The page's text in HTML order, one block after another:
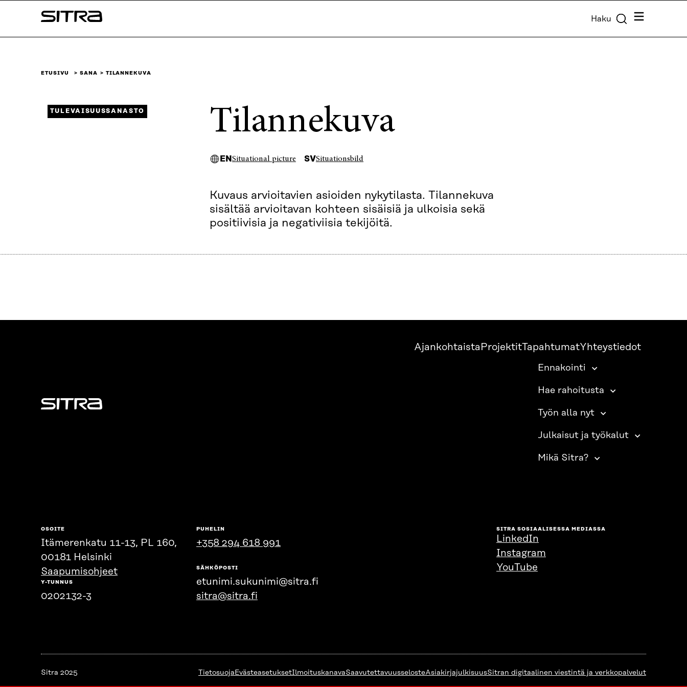
sisältöön
Sitra Haku Valikko
ETUSIVU SANA TILANNEKUVA
Tilannekuva
EN Situational picture SVSituationsbild
Kuvaus arvioitavien asioiden nykytilasta. Tilannekuva
sisältää arvioitavan kohteen sisäisiä ja ulkoisia sekä
positiivisia ja negativiisia tekijöitä.
TULEVAISUUSSANASTO
Sitra
Ajankohtaista ProjektitTapahtumatYhteystiedot
Ennakointi
Hae rahoitusta
Työn alla nyt
Julkaisut ja työkalut
Mikä Sitra?
OSOITE
Itämerenkatu 11-13, PL 160,
00181 Helsinki
Saapumisohjeet
Y-TUNNUS
0202132-3
PUHELIN
+358 294 618 991
SÄHKÖPOSTI
etunimi.sukunimi@sitra.fi
sitra@sitra.fi
SITRA SOSIAALISESSA MEDIASSA
LinkedIn
Instagram
YouTube
Sitra 2025 TietosuojaEvästeasetuksetIlmoituskanavaSaavutettavuusselosteAsiakirjajulkisuusSitran digitaalinen viestintä ja verkkopalvelut